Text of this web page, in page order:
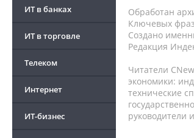
ИТ в банках
ИТ в торговле
Телеком
Интернет
ИТ-бизнес
Обработан
Ключевых
Создано
Редакция
Читатели
экономики:
технические
руководители